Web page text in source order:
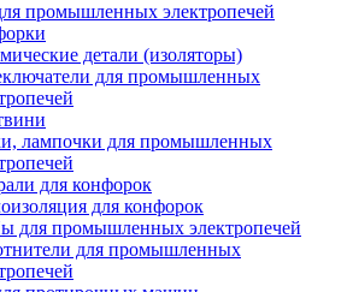
промышленных электропечей
детали (изоляторы)
для промышленных
лампочки для промышленных
для конфорок
для конфорок
для промышленных электропечей
для промышленных